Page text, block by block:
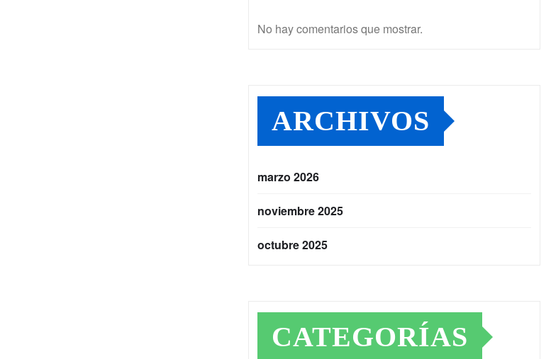
No hay comentarios que mostrar.
ARCHIVOS
marzo 2026
noviembre 2025
octubre 2025
CATEGORÍAS